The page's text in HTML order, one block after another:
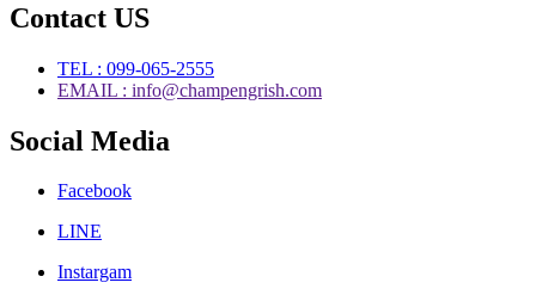
Contact US
TEL : 099-065-2555
EMAIL : info@champengrish.com
Social Media
Facebook
LINE
Instargam